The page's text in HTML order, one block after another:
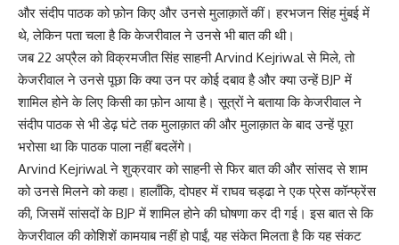
और संदीप पाठक को फ़ोन किए और उनसे मुलाक़ातें कीं। हरभजन सिंह मुंबई में
थे, लेकिन पता चला है कि केजरीवाल ने उनसे भी बात की थी।
जब 22 अप्रैल को विक्रमजीत सिंह साहनी Arvind Kejriwal से मिले, तो
केजरीवाल ने उनसे पूछा कि क्या उन पर कोई दबाव है और क्या उन्हें BJP में
शामिल होने के लिए किसी का फ़ोन आया है। सूत्रों ने बताया कि केजरीवाल ने
संदीप पाठक से भी डेढ़ घंटे तक मुलाक़ात की और मुलाक़ात के बाद उन्हें पूरा
भरोसा था कि पाठक पाला नहीं बदलेंगे।
Arvind Kejriwal ने शुक्रवार को साहनी से फिर बात की और सांसद से शाम
को उनसे मिलने को कहा। हालाँकि, दोपहर में राघव चड्ढा ने एक प्रेस कॉन्फ्रेंस
की, जिसमें सांसदों के BJP में शामिल होने की घोषणा कर दी गई। इस बात से कि
केजरीवाल की कोशिशें कामयाब नहीं हो पाईं, यह संकेत मिलता है कि यह संकट